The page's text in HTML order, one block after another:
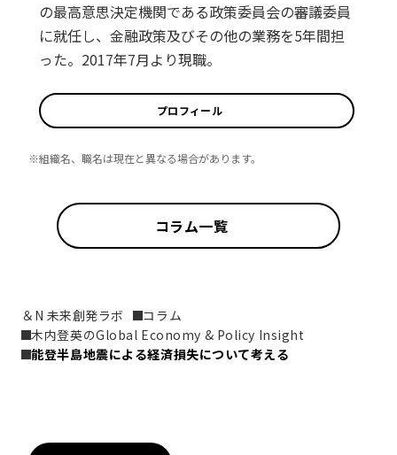
の最高意思決定機関である政策委員会の審議委員
に就任し、金融政策及びその他の業務を5年間担
った。2017年7月より現職。
プロフィール
※組織名、職名は現在と異なる場合があります。
コラム一覧
＆N 未来創発ラボ
コラム
木内登英のGlobal Economy & Policy Insight
能登半島地震による経済損失について考える